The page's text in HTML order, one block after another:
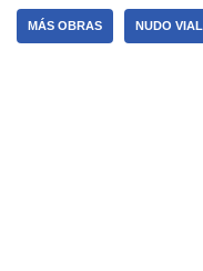
MÁS OBRAS NUDO VIAL